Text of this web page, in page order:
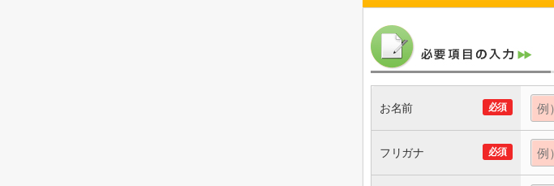
必須
お名前
必須
フリガナ